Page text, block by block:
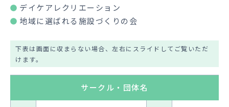
デイケアレクリエーション
地域に選ばれる施設づくりの会
下表は画面に収まらない場合、左右にスライドしてご覧いただ
けます。
サークル・団体名